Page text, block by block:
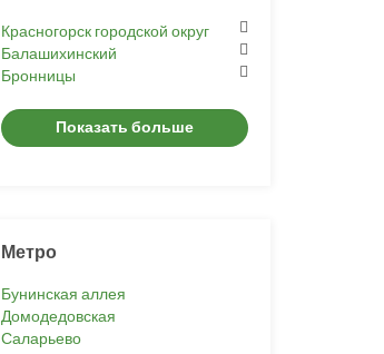
Красногорск городской округ
Балашихинский
Бронницы
Показать больше
Метро
Бунинская аллея
Домодедовская
Саларьево